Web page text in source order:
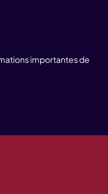
importantes de